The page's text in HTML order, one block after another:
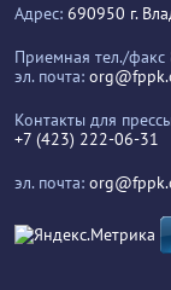
Адрес: 690950 г.
Приемная тел./факс
эл. почта:
Контакты для
+7 (423) 222-06-31
эл. почта: